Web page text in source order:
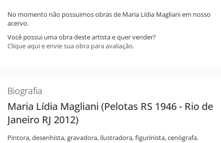
No momento não possuimos obras de Maria Lídia Magliani em nosso
acervo.
Você possui uma obra deste artista e quer vender?
Clique aqui e envie sua obra para avaliação.
Biografia
Maria Lídia Magliani (Pelotas RS 1946 - Rio de
Janeiro RJ 2012)
Pintora, desenhista, gravadora, ilustradora, figurinista, cenógrafa.